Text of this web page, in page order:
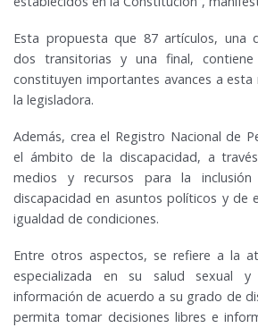
Esta propuesta que 87 artículos, una
dos transitorias y una final, contiene
constituyen importantes avances a
la legisladora.
Además, crea el Registro Nacional de
el ámbito de la discapacidad, a
medios y recursos para la
discapacidad en asuntos políticos y de
igualdad de condiciones.
Entre otros aspectos, se refiere a la
especializada en su salud sexual y
información de acuerdo a su grado de
permita tomar decisiones libres e